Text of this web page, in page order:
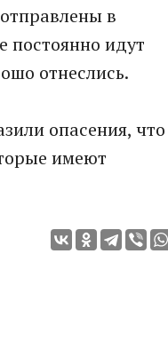
в
постоянно идут
отнеслись.
опасения, что
имеют